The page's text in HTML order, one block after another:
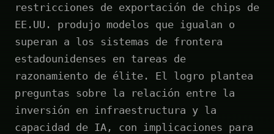
restricciones de exportación de chips de
EE.UU. produjo modelos que igualan o
superan a los sistemas de frontera
estadounidenses en tareas de
razonamiento de élite. El logro plantea
preguntas sobre la relación entre la
inversión en infraestructura y la
capacidad de IA, con implicaciones para